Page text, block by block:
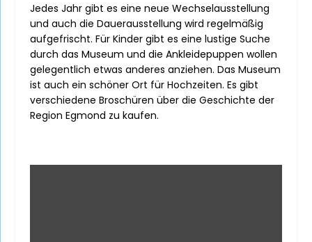
Jedes Jahr gibt es eine neue Wechselausstellung
und auch die Dauerausstellung wird regelmäßig
aufgefrischt. Für Kinder gibt es eine lustige Suche
durch das Museum und die Ankleidepuppen wollen
gelegentlich etwas anderes anziehen. Das Museum
ist auch ein schöner Ort für Hochzeiten. Es gibt
verschiedene Broschüren über die Geschichte der
Region Egmond zu kaufen.